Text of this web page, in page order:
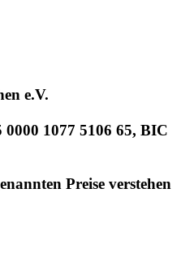
e.V.
1077 5106 65, BIC
Preise verstehen